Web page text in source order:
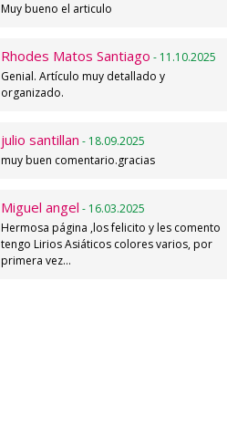
Muy bueno el articulo
Rhodes Matos Santiago - 11.10.2025
Genial. Artículo muy detallado y
organizado.
julio santillan - 18.09.2025
muy buen comentario.gracias
Miguel angel - 16.03.2025
Hermosa página ,los felicito y les comento
tengo Lirios Asiáticos colores varios, por
primera vez…